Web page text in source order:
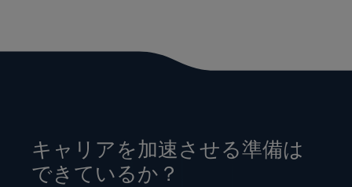
キャリアを加速させる準備は
できているか？